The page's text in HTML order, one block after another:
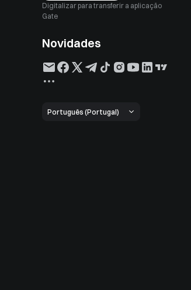
Digitalizar para transferir a aplicação
Gate
Novidades
Português (Portugal)